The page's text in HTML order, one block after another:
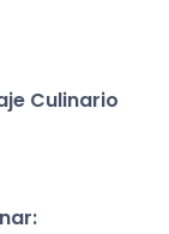
Culinario